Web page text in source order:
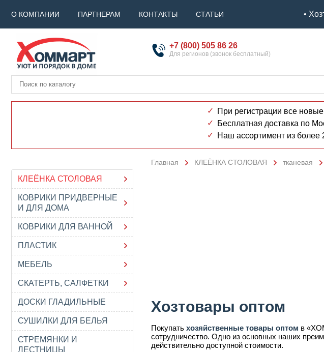
•
О КОМПАНИИ ПАРТНЕРАМ КОНТАКТЫ СТАТЬИ
+7 (800) 505 86 26
Для регионов (звонок бесплатный)
При регистрации все
Бесплатная доставка по
Наш ассортимент из более
КЛЕЁНКА СТОЛОВАЯ
КОВРИКИ ПРИДВЕРНЫЕ
И ДЛЯ ДОМА
КОВРИКИ ДЛЯ ВАННОЙ
ПЛАСТИК
МЕБЕЛЬ
СКАТЕРТЬ, САЛФЕТКИ
ДОСКИ ГЛАДИЛЬНЫЕ
СУШИЛКИ ДЛЯ БЕЛЬЯ
СТРЕМЯНКИ И
ЛЕСТНИЦЫ
Главная КЛЕЁНКА СТОЛОВАЯ тканевая
Хозтовары оптом
Покупать хозяйственные товары оптом в
сотрудничество. Одно из основных наших
действительно доступной стоимости.